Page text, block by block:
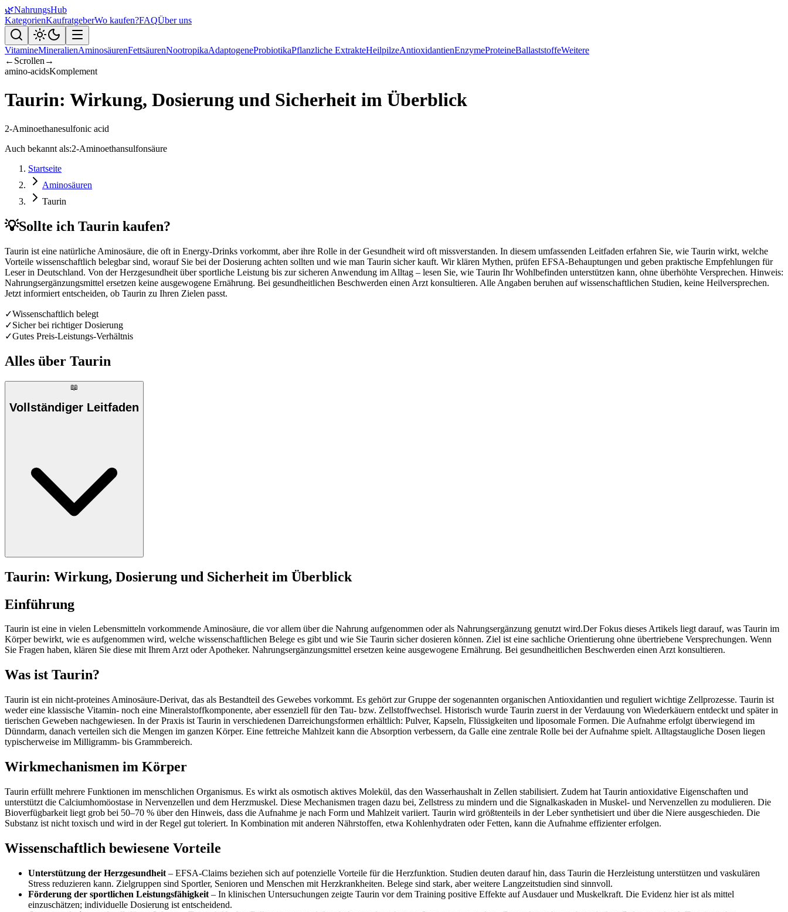
🌿NahrungsHub
KategorienKaufratgeberWo kaufen?FAQÜber uns
VitamineMineralienAminosäurenFettsäurenNootropikaAdaptogeneProbiotikaPflanzliche ExtrakteHeilpilzeAntioxidantienEnzymeProteineBallaststoffeWeitere
← Scrollen →
amino-acidsKomplement
Taurin: Wirkung, Dosierung und Sicherheit im Überblick
2-Aminoethanesulfonic acid
Auch bekannt als:2-Aminoethansulfonsäure
Startseite
Aminosäuren
Taurin
💡Sollte ich Taurin kaufen?
Taurin ist eine natürliche Aminosäure, die oft in Energy-Drinks vorkommt, aber ihre Rolle in der Gesundheit wird oft missverstanden. In diesem umfassenden Leitfaden erfahren Sie, wie Taurin wirkt, welche
Vorteile wissenschaftlich belegbar sind, worauf Sie bei der Dosierung achten sollten und wie man Taurin sicher kauft. Wir klären Mythen, prüfen EFSA‑Behauptungen und geben praktische Empfehlungen für
Leser in Deutschland. Von der Herzgesundheit über sportliche Leistung bis zur sicheren Anwendung im Alltag – lesen Sie, wie Taurin Ihr Wohlbefinden unterstützen kann, ohne überhöhte Versprechen. Hinweis:
Nahrungsergänzungsmittel ersetzen keine ausgewogene Ernährung. Bei gesundheitlichen Beschwerden einen Arzt konsultieren. Alle Angaben beruhen auf wissenschaftlichen Studien, keine Heilversprechen.
Jetzt informiert entscheiden, ob Taurin zu Ihren Zielen passt.
✓Wissenschaftlich belegt
✓Sicher bei richtiger Dosierung
✓Gutes Preis-Leistungs-Verhältnis
Alles über Taurin
📖
Vollständiger Leitfaden
Taurin: Wirkung, Dosierung und Sicherheit im Überblick
Einführung
Taurin ist eine in vielen Lebensmitteln vorkommende Aminosäure, die vor allem über die Nahrung aufgenommen oder als Nahrungsergänzung genutzt wird.Der Fokus dieses Artikels liegt darauf, was Taurin im
Körper bewirkt, wie es aufgenommen wird, welche wissenschaftlichen Belege es gibt und wie Sie Taurin sicher dosieren können. Ziel ist eine sachliche Orientierung ohne übertriebene Versprechungen. Wenn
Sie Fragen haben, klären Sie diese mit Ihrem Arzt oder Apotheker. Nahrungsergänzungsmittel ersetzen keine ausgewogene Ernährung. Bei gesundheitlichen Beschwerden einen Arzt konsultieren.
Was ist Taurin?
Taurin ist ein nicht‑proteines Aminosäure‑Derivat, das als Bestandteil des Gewebes vorkommt. Es gehört zur Gruppe der sogenannten organischen Antioxidantien und reguliert wichtige Zellprozesse. Taurin ist
weder eine klassische Vitamin- noch eine Mineralstoffkomponente, aber essenziell für den Tau‐ bzw. Zellstoffwechsel. Historisch wurde Taurin zuerst in der Verdauung von Wiederkäuern entdeckt und später in
tierischen Geweben nachgewiesen. In der Praxis ist Taurin in verschiedenen Darreichungsformen erhältlich: Pulver, Kapseln, Flüssigkeiten und liposomale Formen. Die Aufnahme erfolgt überwiegend im
Dünndarm, danach verteilen sich die Mengen im ganzen Körper. Eine fettreiche Mahlzeit kann die Absorption verbessern, da Galle eine zentrale Rolle bei der Aufnahme spielt. Alltagstaugliche Dosen liegen
typischerweise im Milligramm‑ bis Grammbereich.
Wirkmechanismen im Körper
Taurin erfüllt mehrere Funktionen im menschlichen Organismus. Es wirkt als osmotisch aktives Molekül, das den Wasserhaushalt in Zellen stabilisiert. Zudem hat Taurin antioxidative Eigenschaften und
unterstützt die Calciumhomöostase in Nervenzellen und dem Herzmuskel. Diese Mechanismen tragen dazu bei, Zellstress zu mindern und die Signalkaskaden in Muskel- und Nervenzellen zu modulieren. Die
Bioverfügbarkeit liegt grob bei 50–70 % über den Hinweis, dass die Aufnahme je nach Form und Mahlzeit variiert. Taurin wird größtenteils in der Leber synthetisiert und über die Niere ausgeschieden. Die
Substanz ist nicht toxisch und wird in der Regel gut toleriert. In Kombination mit anderen Nährstoffen, etwa Kohlenhydraten oder Fetten, kann die Aufnahme effizienter erfolgen.
Wissenschaftlich bewiesene Vorteile
Unterstützung der Herzgesundheit – EFSA‑Claims beziehen sich auf potenzielle Vorteile für die Herzfunktion. Studien deuten darauf hin, dass Taurin die Herzleistung unterstützen und vaskulären
Stress reduzieren kann. Zielgruppen sind Sportler, Senioren und Menschen mit Herzkrankheiten. Belege sind stark, aber weitere Langzeitstudien sind sinnvoll.
Förderung der sportlichen Leistungsfähigkeit – In klinischen Untersuchungen zeigte Taurin vor dem Training positive Effekte auf Ausdauer und Muskelkraft. Die Evidenz hier ist als mittel
einzuschätzen; individuelle Dosierung ist entscheidend.